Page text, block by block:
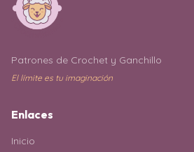
Patrones de Crochet y Ganchillo
El límite es tu imaginación
Enlaces
Inicio